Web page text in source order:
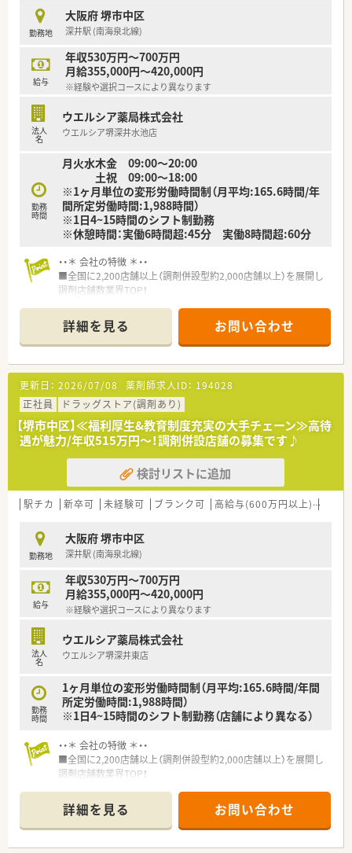
■育児休暇は3歳まで取得が可能で、時短制度は小学5年生まで
時短勤務ができるよう変更予定です。
■年間休日が120日とワークライフバランスが整っています
■日用品から常備薬まで、従業員割引制度など嬉しいメリットも
たくさんあります！
勤務地
大阪府 堺市中区
深井駅 (南海泉北線)
給与
年収530万円～700万円
月給355,000円～420,000円
※経験や選択コースにより異なります
法人
名
ウエルシア薬局株式会社
ウエルシア堺深井水池店
勤務
時間
月火水木金 09:00～20:00
土祝 09:00～18:00
※1ヶ月単位の変形労働時間制（月平均:165.6時間/年
間所定労働時間:1,988時間）
※1日4~15時間のシフト制勤務
※休憩時間：実働6時間超:45分 実働8時間超:60分
・・＊ 会社の特徴 ＊・・
■全国に2,200店舗以上（調剤併設型約2,000店舗以上）を展開し
調剤店舗数業界TOP！
頑張り次第で高給与も可能！
■経験や勤務コースによりますが、経験の少ない方でも500万前
半スタートと業界TOP水準！
■職種や職域に合わせ、豊富な社内研修や外部組織と連携した研
修を用意されています
■薬剤師が中心の会社だからこそ活躍できるキャリアパスが多
種多様に用意されています。
■店舗拡大に伴い、エリアマネジャーや営業部長等のマネジメン
トのポジションも増えます。
■在宅や教育等の専門性を活かせるスペシャリストを目指すこ
とも可能です。
■その他にも、管理部門や商品部門等の本社スタッフなど活動領
域は多種多様です。
■在宅実施店舗は年々増加しており、在宅医療へもしっかりと関
■育児休暇は3歳まで取得が可能で、時短制度は小学5年生まで
時短勤務ができるよう変更予定です。
■年間休日が120日とワークライフバランスが整っています
■日用品から常備薬まで、従業員割引制度など嬉しいメリットも
たくさんあります！
詳細を見る お問い合わせ
更新日： 2026/07/08 薬剤師求人ID： 194028
正社員
ドラッグストア(調剤あり)
【堺市中区】≪福利厚生&教育制度充実の大手チェーン≫高待
遇が魅力/年収515万円～！調剤併設店舗の募集です♪
検討リストに追加
駅チカ 新卒可 未経験可 ブランク可 高給与(600万円以上)
勤務地
大阪府 堺市中区
深井駅 (南海泉北線)
給与
年収530万円～700万円
月給355,000円～420,000円
※経験や選択コースにより異なります
法人
名
ウエルシア薬局株式会社
ウエルシア堺深井東店
勤務
時間
1ヶ月単位の変形労働時間制（月平均:165.6時間/年間
所定労働時間:1,988時間）
※1日4~15時間のシフト制勤務（店舗により異なる）
・・＊ 会社の特徴 ＊・・
■全国に2,200店舗以上（調剤併設型約2,000店舗以上）を展開し
調剤店舗数業界TOP！
頑張り次第で高給与も可能！
■経験や勤務コースによりますが、経験の少ない方でも500万前
半スタートと業界TOP水準！
■職種や職域に合わせ、豊富な社内研修や外部組織と連携した研
詳細を見る お問い合わせ